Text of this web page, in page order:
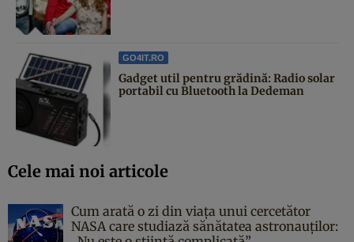
GO4IT.RO
Gadget util pentru grădină: Radio solar
portabil cu Bluetooth la Dedeman
Cele mai noi articole
Cum arată o zi din viața unui cercetător
NASA care studiază sănătatea astronauților: